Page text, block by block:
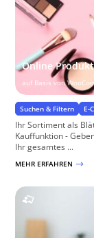
Online
auf Basis von
Suchen & Filtern E-
Ihr Sortiment als
Kauffunktion -
Ihr gesamtes ...
MEHR ERFAHREN $